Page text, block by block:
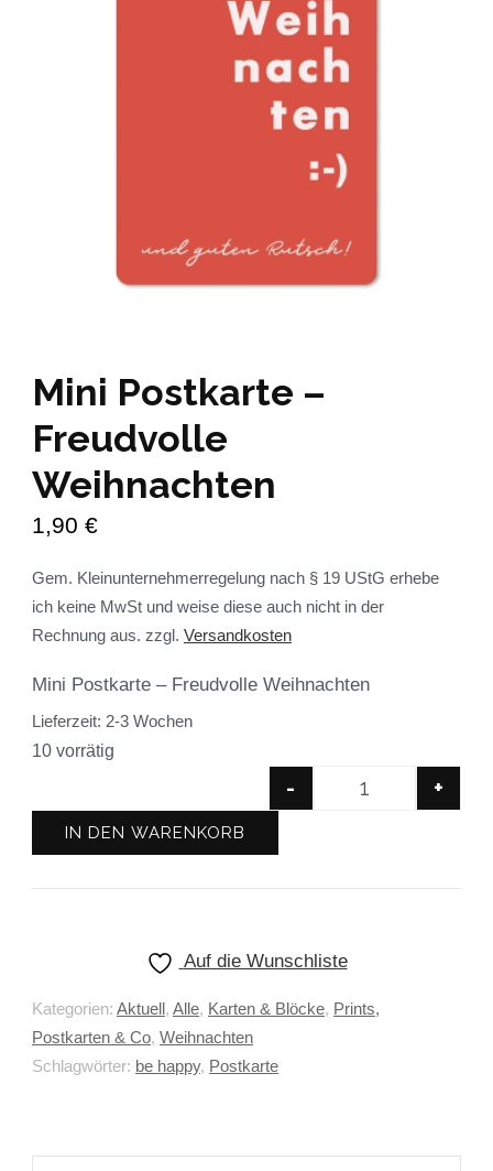
Mini Postkarte –
Freudvolle
Weihnachten
1,90 €
Gem. Kleinunternehmerregelung nach § 19 UStG erhebe
ich keine MwSt und weise diese auch nicht in der
Rechnung aus. zzgl. Versandkosten
Mini Postkarte – Freudvolle Weihnachten
Lieferzeit: 2-3 Wochen
10 vorrätig
- +
IN DEN WARENKORB
Auf die Wunschliste
Kategorien: Aktuell, Alle, Karten & Blöcke, Prints,
Postkarten & Co, Weihnachten
Schlagwörter: be happy, Postkarte